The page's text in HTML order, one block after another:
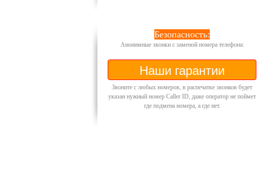
Безопасность:
Анонимные звонки с заменой номера телефона:
Звоните с любых номеров, в распечатке звонков будет
указан нужный номер Caller ID, даже оператор не поймет
где подмена номера, а где нет.